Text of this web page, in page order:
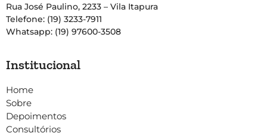
Rua José Paulino, 2233 – Vila Itapura
Telefone: (19) 3233-7911
Whatsapp: (19) 97600-3508
Institucional
Home
Sobre
Depoimentos
Consultórios